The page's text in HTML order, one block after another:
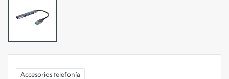
Accesorios telefonía